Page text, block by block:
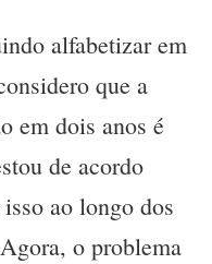
alfabetizar em
que a
em dois anos é
de acordo
ao longo dos
o problema